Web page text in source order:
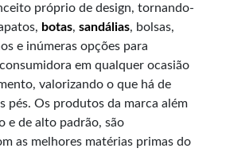
próprio de design, tornando-
botas, sandálias, bolsas,
e inúmeras opções para
em qualquer ocasião
valorizando o que há de
pés. Os produtos da marca além
e de alto padrão, são
as melhores matérias primas do